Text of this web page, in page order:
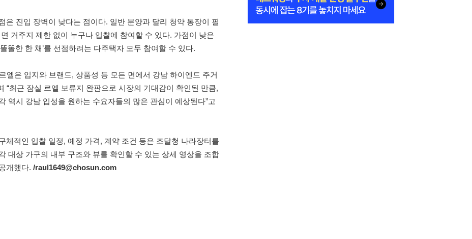
은 진입 장벽이 낮다는 점이다. 일반 분양과 달리 청약 통장이 필
거주지 제한 없이 누구나 입찰에 참여할 수 있다. 가점이 낮은
똘한 한 채’를 선점하려는 다주택자 모두 참여할 수 있다.
엘은 입지와 브랜드, 상품성 등 모든 면에서 강남 하이엔드 주거
“최근 잠실 르엘 보류지 완판으로 시장의 기대감이 확인된 만큼,
역시 강남 입성을 원하는 수요자들의 많은 관심이 예상된다”고
체적인 입찰 일정, 예정 가격, 계약 조건 등은 조달청 나라장터를
대상 가구의 내부 구조와 뷰를 확인할 수 있는 상세 영상을 조합
개했다. /raul1649@chosun.com